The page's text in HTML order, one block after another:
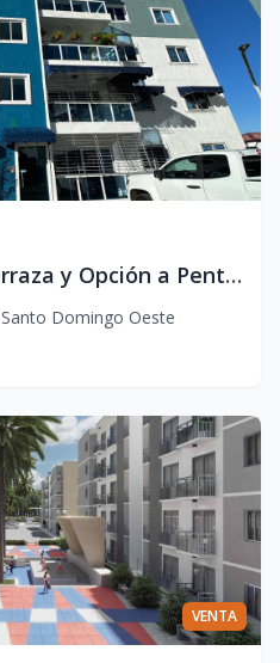
Apartamento con Terraza y Opción a Penthouse en Av. República de Colombia
Santo Domingo Oeste
VENTA